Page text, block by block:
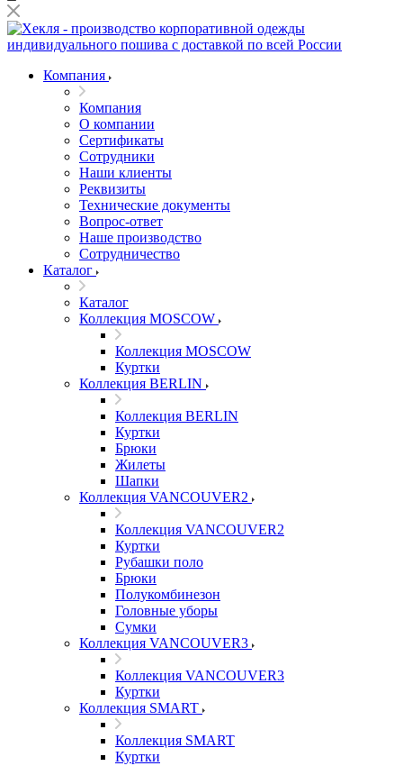
Компания
Компания
О компании
Сертификаты
Сотрудники
Наши клиенты
Реквизиты
Технические документы
Вопрос-ответ
Наше производство
Сотрудничество
Каталог
Каталог
Коллекция MOSCOW
Коллекция MOSCOW
Куртки
Коллекция BERLIN
Коллекция BERLIN
Куртки
Брюки
Жилеты
Шапки
Коллекция VANCOUVER2
Коллекция VANCOUVER2
Куртки
Рубашки поло
Брюки
Полукомбинезон
Головные уборы
Сумки
Коллекция VANCOUVER3
Коллекция VANCOUVER3
Куртки
Коллекция SMART
Коллекция SMART
Куртки